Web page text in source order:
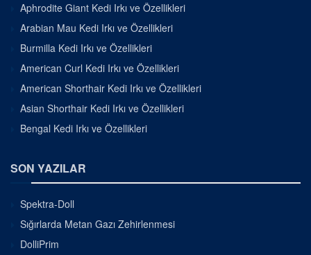
Aphrodite Giant Kedi Irkı ve Özellikleri
Arabian Mau Kedi Irkı ve Özellikleri
Burmilla Kedi Irkı ve Özellikleri
American Curl Kedi Irkı ve Özellikleri
American Shorthair Kedi Irkı ve Özellikleri
Asian Shorthair Kedi Irkı ve Özellikleri
Bengal Kedi Irkı ve Özellikleri
SON YAZILAR
Spektra-Doll
Sığırlarda Metan Gazı Zehirlenmesi
DolliPrim